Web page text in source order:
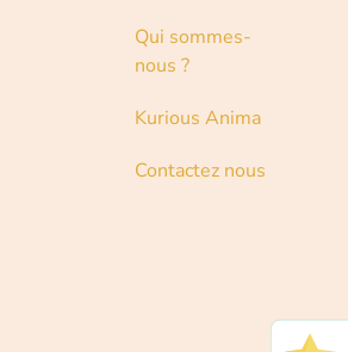
Qui sommes-
nous ?
Kurious Anima
Contactez nous